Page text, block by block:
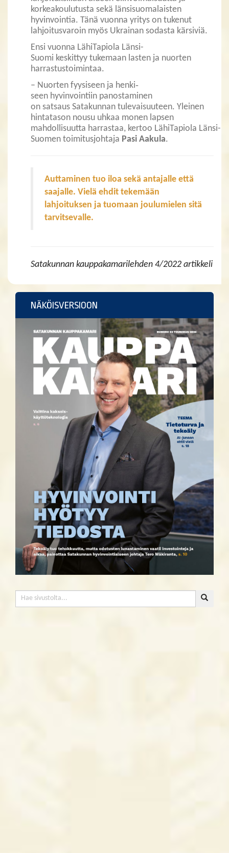
korkeakoulutusta sekä länsisuomalaisten
hyvinvointia. Tänä vuonna yritys on tukenut
lahjoitusvaroin myös Ukrainan sodasta kärsiviä.
Ensi vuonna LähiTapiola Länsi-
Suomi keskittyy tukemaan lasten ja nuorten
harrastustoimintaa.
– Nuorten fyysiseen ja henki‑
seen hyvinvointiin panostaminen
on satsaus Satakunnan tulevaisuuteen. Yleinen
hintatason nousu uhkaa monen lapsen
mahdollisuutta harrastaa, kertoo LähiTapiola Länsi-
Suomen toimitusjohtaja Pasi Aakula.
Auttaminen tuo iloa sekä antajalle että
saajalle. Vielä ehdit tekemään
lahjoituksen ja tuomaan joulumielen sitä
tarvitsevalle.
Satakunnan kauppakamarilehden 4/2022 artikkeli
NÄKÖISVERSIOON